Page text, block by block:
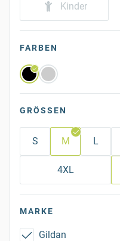
Kinder
FARBEN
GRÖSSEN
S M L
4XL
MARKE
Gildan